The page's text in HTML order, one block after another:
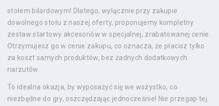
stołem bilardowym! Dlatego, wyłącznie przy zakupie
dowolnego stołu z naszej oferty, proponujemy kompletny
zestaw startowy akcesoriów w specjalnej, zrabatowanej cenie.
Otrzymujesz go w cenie zakupu, co oznacza, że płacisz tylko
za koszt samych produktów, bez żadnych dodatkowych
narzutów.
To idealna okazja, by wyposażyć się we wszystko, co
niezbędne do gry, oszczędzając jednocześnie! Nie przegap tej